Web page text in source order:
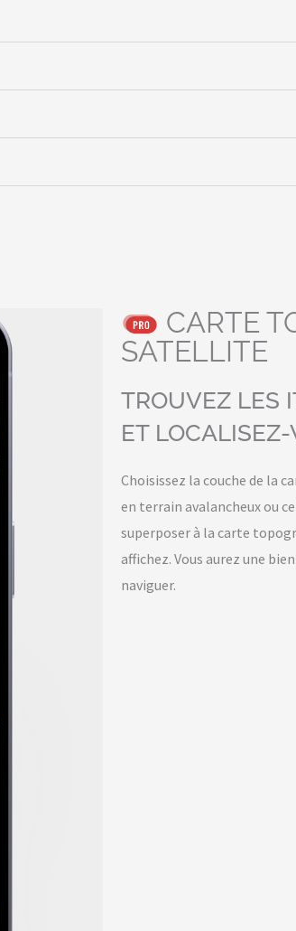
CARTE
SATELLITE
TROUVEZ LES
ET
Choisissez la couche de la
en terrain avalancheux ou
superposer à la carte
affichez. Vous aurez une
naviguer.